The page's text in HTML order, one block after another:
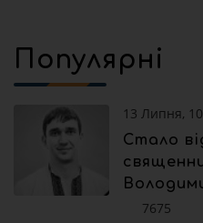
Популярні
13 Липня,
Стало
7675